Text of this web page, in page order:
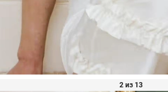
2 из 13